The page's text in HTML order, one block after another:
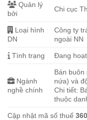
Quản lý
bởi
Chi cục
Loại hình
DN
Công ty
ngoài NN
Tình trạng Đang
Ngành
nghề chính
Bán buôn
nứa) và
Chi tiết:
thuộc
Cập nhật mã số thuế